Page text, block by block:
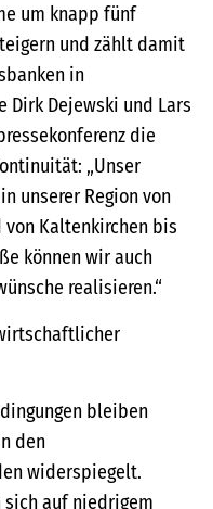
um knapp fünf
und zählt damit
in
Dirk Dejewski und Lars
die
„Unser
unserer Region von
Kaltenkirchen bis
können wir auch
realisieren.“
bleiben
den
widerspiegelt.
auf niedrigem